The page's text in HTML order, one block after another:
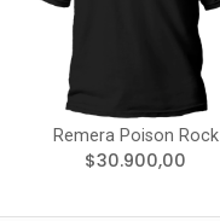
Remera Poison Rock
$30.900,00